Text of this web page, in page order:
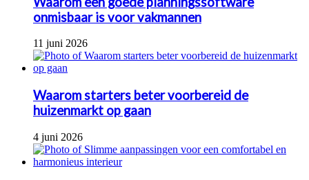
onmisbaar is voor vakmannen
11 juni 2026
Waarom starters beter voorbereid de
huizenmarkt op gaan
4 juni 2026